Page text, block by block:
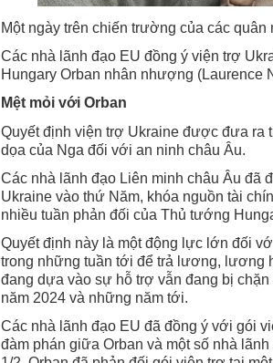
Một ngày trên chiến trường của các
Các nhà lãnh đạo EU đồng ý viện trợ
Hungary Orban nhân nhượng (Laurence
Mệt mỏi với Orban
Quyết định viện trợ Ukraine được đưa ra
dọa của Nga đối với an ninh châu Âu.
Các nhà lãnh đạo Liên minh châu Âu đã
Ukraine vào thứ Năm, khóa nguồn tài
nhiều tuần phản đối của Thủ tướng
Quyết định này là một động lực lớn đối
trong những tuần tới để trả lương, lương
đang dựa vào sự hỗ trợ vẫn đang bị
năm 2024 và những năm tới.
Các nhà lãnh đạo EU đã đồng ý với gói
đàm phán giữa Orban và một số nhà